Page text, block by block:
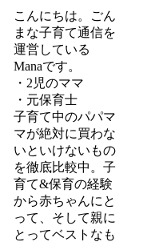
こんにちは。ごん
まな子育て通信を
運営している
Manaです。
・2児のママ
・元保育士
子育て中のパパマ
マが絶対に買わな
いといけないもの
を徹底比較中。子
育て&保育の経験
から赤ちゃんにと
って、そして親に
とってベストなも